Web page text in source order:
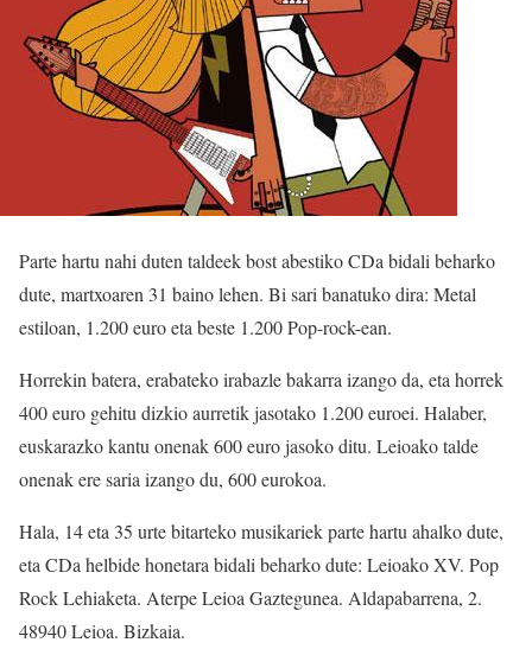
Parte hartu nahi duten taldeek bost abestiko CDa bidali beharko
dute, martxoaren 31 baino lehen. Bi sari banatuko dira: Metal
estiloan, 1.200 euro eta beste 1.200 Pop-rock-ean.
Horrekin batera, erabateko irabazle bakarra izango da, eta horrek
400 euro gehitu dizkio aurretik jasotako 1.200 euroei. Halaber,
euskarazko kantu onenak 600 euro jasoko ditu. Leioako talde
onenak ere saria izango du, 600 eurokoa.
Hala, 14 eta 35 urte bitarteko musikariek parte hartu ahalko dute,
eta CDa helbide honetara bidali beharko dute: Leioako XV. Pop
Rock Lehiaketa. Aterpe Leioa Gaztegunea. Aldapabarrena, 2.
48940 Leioa. Bizkaia.